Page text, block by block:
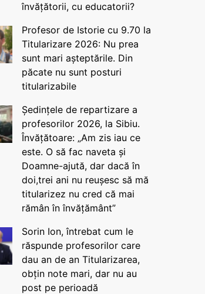
învățătorii, cu educatorii?
Profesor de Istorie cu 9.70 la
Titularizare 2026: Nu prea
sunt mari așteptările. Din
păcate nu sunt posturi
titularizabile
Ședințele de repartizare a
profesorilor 2026, la Sibiu.
Învățătoare: „Am zis iau ce
este. O să fac naveta și
Doamne-ajută, dar dacă în
doi,trei ani nu reușesc să mă
titularizez nu cred că mai
rămân în învățământ”
Sorin Ion, întrebat cum le
răspunde profesorilor care
dau an de an Titularizarea,
obțin note mari, dar nu au
post pe perioadă